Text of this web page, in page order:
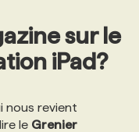
sur le
iPad?
nous revient
le Grenier